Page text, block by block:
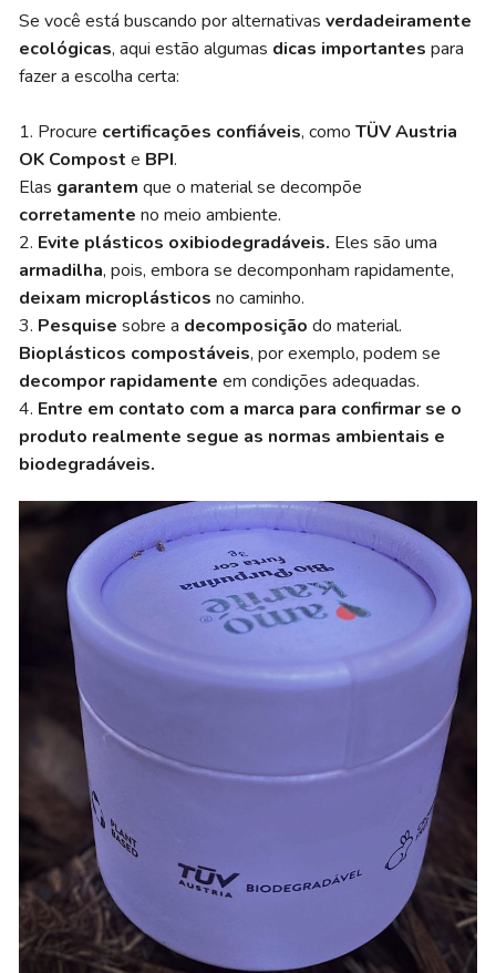
Se você está buscando por alternativasverdadeiramente
ecológicas, aqui estão algumas dicas importantes para
fazer a escolha certa:
1. Procure certificações confiáveis, comoTÜV Austria
OK Compost e BPI.
Elas garantemque o material se decompõe
corretamenteno meio ambiente.
2. Evite plásticos oxibiodegradáveis. Eles são uma
armadilha, pois, embora se decomponham rapidamente,
deixam microplásticosno caminho.
3. Pesquisesobre a decomposiçãodo material.
Bioplásticos compostáveis, por exemplo, podem se
decompor rapidamenteem condições adequadas.
4. Entre em contato com a marca para confirmar se o
produto realmente segue as normas ambientais e
biodegradáveis.